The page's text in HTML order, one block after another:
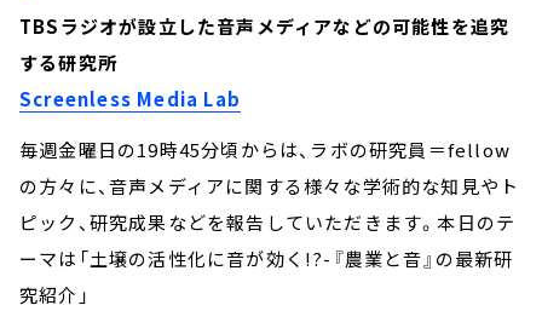
TBSラジオが設立した音声メディアなどの可能性を追究
する研究所
Screenless Media Lab
毎週金曜日の19時45分頃からは、ラボの研究員＝fellow
の方々に、音声メディアに関する様々な学術的な知見やト
ピック、研究成果などを報告していただきます。本日のテ
ーマは「土壌の活性化に音が効く!?-『農業と音』の最新研
究紹介」